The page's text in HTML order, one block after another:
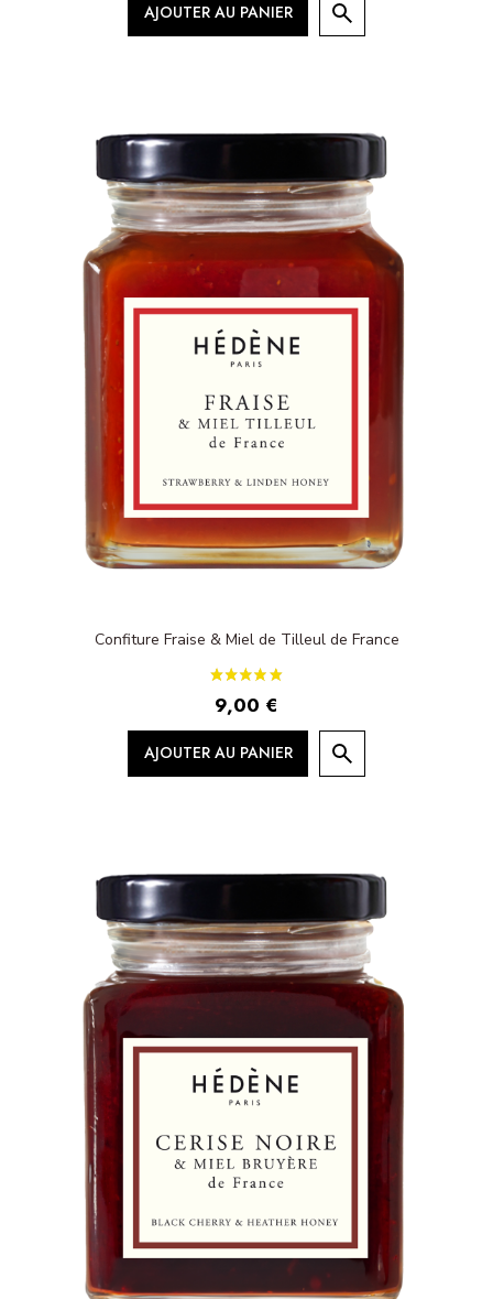
AJOUTER AU PANIER
Confiture Fraise & Miel de Tilleul de France
9,00 €
AJOUTER AU PANIER